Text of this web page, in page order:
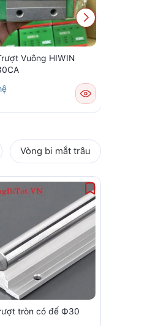
Vuông HIWIN
Vòng bi mắt trâu
tròn có đế Φ30